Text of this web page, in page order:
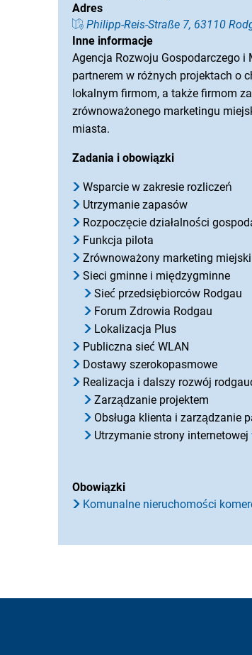
Adres
Philipp-Reis-Straße 7, 63110
Inne informacje
Agencja Rozwoju Gospodarczego
partnerem w różnych projektach o
lokalnym firmom, a także firmom
zrównoważonego marketingu
miasta.
Zadania i obowiązki
Wsparcie w zakresie rozliczeń
Utrzymanie zapasów
Rozpoczęcie działalności
Funkcja pilota
Zrównoważony marketing miejski
Sieci gminne i międzygminne
Sieć przedsiębiorców Rodgau
Forum Zdrowia Rodgau
Lokalizacja Plus
Publiczna sieć WLAN
Dostawy szerokopasmowe
Realizacja i dalszy rozwój
Zarządzanie projektem
Obsługa klienta i zarządzanie
Utrzymanie strony internetowej
Obowiązki
Komunalne nieruchomości